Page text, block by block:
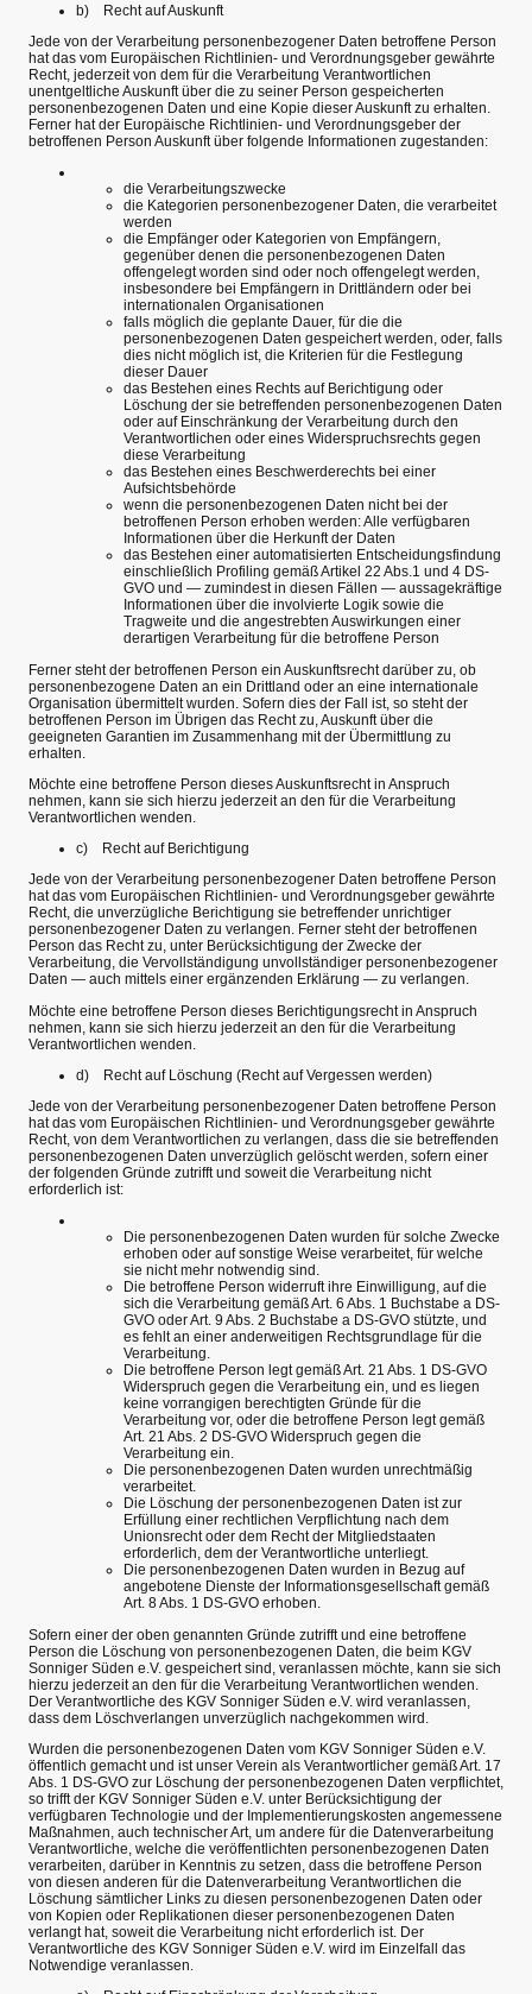
b) Recht auf Auskunft
Jede von der Verarbeitung personenbezogener Daten betroffene Person
hat das vom Europäischen Richtlinien- und Verordnungsgeber gewährte
Recht, jederzeit von dem für die Verarbeitung Verantwortlichen
unentgeltliche Auskunft über die zu seiner Person gespeicherten
personenbezogenen Daten und eine Kopie dieser Auskunft zu erhalten.
Ferner hat der Europäische Richtlinien- und Verordnungsgeber der
betroffenen Person Auskunft über folgende Informationen zugestanden:
die Verarbeitungszwecke
die Kategorien personenbezogener Daten, die verarbeitet
werden
die Empfänger oder Kategorien von Empfängern,
gegenüber denen die personenbezogenen Daten
offengelegt worden sind oder noch offengelegt werden,
insbesondere bei Empfängern in Drittländern oder bei
internationalen Organisationen
falls möglich die geplante Dauer, für die die
personenbezogenen Daten gespeichert werden, oder, falls
dies nicht möglich ist, die Kriterien für die Festlegung
dieser Dauer
das Bestehen eines Rechts auf Berichtigung oder
Löschung der sie betreffenden personenbezogenen Daten
oder auf Einschränkung der Verarbeitung durch den
Verantwortlichen oder eines Widerspruchsrechts gegen
diese Verarbeitung
das Bestehen eines Beschwerderechts bei einer
Aufsichtsbehörde
wenn die personenbezogenen Daten nicht bei der
betroffenen Person erhoben werden: Alle verfügbaren
Informationen über die Herkunft der Daten
das Bestehen einer automatisierten Entscheidungsfindung
einschließlich Profiling gemäß Artikel 22 Abs.1 und 4 DS-
GVO und — zumindest in diesen Fällen — aussagekräftige
Informationen über die involvierte Logik sowie die
Tragweite und die angestrebten Auswirkungen einer
derartigen Verarbeitung für die betroffene Person
Ferner steht der betroffenen Person ein Auskunftsrecht darüber zu, ob
personenbezogene Daten an ein Drittland oder an eine internationale
Organisation übermittelt wurden. Sofern dies der Fall ist, so steht der
betroffenen Person im Übrigen das Recht zu, Auskunft über die
geeigneten Garantien im Zusammenhang mit der Übermittlung zu
erhalten.
Möchte eine betroffene Person dieses Auskunftsrecht in Anspruch
nehmen, kann sie sich hierzu jederzeit an den für die Verarbeitung
Verantwortlichen wenden.
c) Recht auf Berichtigung
Jede von der Verarbeitung personenbezogener Daten betroffene Person
hat das vom Europäischen Richtlinien- und Verordnungsgeber gewährte
Recht, die unverzügliche Berichtigung sie betreffender unrichtiger
personenbezogener Daten zu verlangen. Ferner steht der betroffenen
Person das Recht zu, unter Berücksichtigung der Zwecke der
Verarbeitung, die Vervollständigung unvollständiger personenbezogener
Daten — auch mittels einer ergänzenden Erklärung — zu verlangen.
Möchte eine betroffene Person dieses Berichtigungsrecht in Anspruch
nehmen, kann sie sich hierzu jederzeit an den für die Verarbeitung
Verantwortlichen wenden.
d) Recht auf Löschung (Recht auf Vergessen werden)
Jede von der Verarbeitung personenbezogener Daten betroffene Person
hat das vom Europäischen Richtlinien- und Verordnungsgeber gewährte
Recht, von dem Verantwortlichen zu verlangen, dass die sie betreffenden
personenbezogenen Daten unverzüglich gelöscht werden, sofern einer
der folgenden Gründe zutrifft und soweit die Verarbeitung nicht
erforderlich ist:
Die personenbezogenen Daten wurden für solche Zwecke
erhoben oder auf sonstige Weise verarbeitet, für welche
sie nicht mehr notwendig sind.
Die betroffene Person widerruft ihre Einwilligung, auf die
sich die Verarbeitung gemäß Art. 6 Abs. 1 Buchstabe a DS-
GVO oder Art. 9 Abs. 2 Buchstabe a DS-GVO stützte, und
es fehlt an einer anderweitigen Rechtsgrundlage für die
Verarbeitung.
Die betroffene Person legt gemäß Art. 21 Abs. 1 DS-GVO
Widerspruch gegen die Verarbeitung ein, und es liegen
keine vorrangigen berechtigten Gründe für die
Verarbeitung vor, oder die betroffene Person legt gemäß
Art. 21 Abs. 2 DS-GVO Widerspruch gegen die
Verarbeitung ein.
Die personenbezogenen Daten wurden unrechtmäßig
verarbeitet.
Die Löschung der personenbezogenen Daten ist zur
Erfüllung einer rechtlichen Verpflichtung nach dem
Unionsrecht oder dem Recht der Mitgliedstaaten
erforderlich, dem der Verantwortliche unterliegt.
Die personenbezogenen Daten wurden in Bezug auf
angebotene Dienste der Informationsgesellschaft gemäß
Art. 8 Abs. 1 DS-GVO erhoben.
Sofern einer der oben genannten Gründe zutrifft und eine betroffene
Person die Löschung von personenbezogenen Daten, die beim KGV
Sonniger Süden e.V. gespeichert sind, veranlassen möchte, kann sie sich
hierzu jederzeit an den für die Verarbeitung Verantwortlichen wenden.
Der Verantwortliche des KGV Sonniger Süden e.V. wird veranlassen,
dass dem Löschverlangen unverzüglich nachgekommen wird.
Wurden die personenbezogenen Daten vom KGV Sonniger Süden e.V.
öffentlich gemacht und ist unser Verein als Verantwortlicher gemäß Art. 17
Abs. 1 DS-GVO zur Löschung der personenbezogenen Daten verpflichtet,
so trifft der KGV Sonniger Süden e.V. unter Berücksichtigung der
verfügbaren Technologie und der Implementierungskosten angemessene
Maßnahmen, auch technischer Art, um andere für die Datenverarbeitung
Verantwortliche, welche die veröffentlichten personenbezogenen Daten
verarbeiten, darüber in Kenntnis zu setzen, dass die betroffene Person
von diesen anderen für die Datenverarbeitung Verantwortlichen die
Löschung sämtlicher Links zu diesen personenbezogenen Daten oder
von Kopien oder Replikationen dieser personenbezogenen Daten
verlangt hat, soweit die Verarbeitung nicht erforderlich ist. Der
Verantwortliche des KGV Sonniger Süden e.V. wird im Einzelfall das
Notwendige veranlassen.